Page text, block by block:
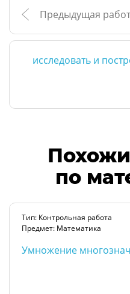
Предыдущая
исследовать и
по
Тип: Контрольная работа
Предмет: Математика
Умножение